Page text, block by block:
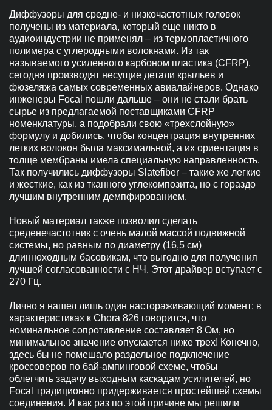
Диффузоры для средне- и низкочастотных головок
получены из материала, который еще никто в
аудиоиндустрии не применял – из термопластичного
полимера с углеродными волокнами. Из так
называемого усиленного карбоном пластика (CFRP),
сегодня производят несущие детали крыльев и
фюзеляжа самых современных авиалайнеров. Однако
инженеры Focal пошли дальше – они не стали брать
сырье из предлагаемой поставщиками CFRP
номенклатуры, а подобрали свою «трехслойную»
формулу и добились, чтобы концентрация внутренних
легких волокон была максимальной, а их ориентация в
толще мембраны имела специальную направленность.
Так получились диффузоры Slatefiber – такие же легкие
и жесткие, как из тканного углекомпозита, но с гораздо
лучшим внутренним демпфированием.
Новый материал также позволил сделать
среденечастотник с очень малой массой подвижной
системы, но равным по диаметру (16,5 см)
длинноходным басовикам, что выгодно для получения
лучшей согласованности с НЧ. Этот драйвер вступает с
270 Гц.
Лично я нашел лишь один настораживающий момент: в
характеристиках к Chora 826 говорится, что
номинальное сопротивление составляет 8 Ом, но
минимальное значение опускается ниже трех! Конечно,
здесь бы не помешало раздельное подключение
кроссоверов по бай-ампинговой схеме, чтобы
облегчить задачу выходным каскадам усилителей, но
Focal традиционно придерживается простейшей схемы
соединения. И как раз по этой причине мы решили